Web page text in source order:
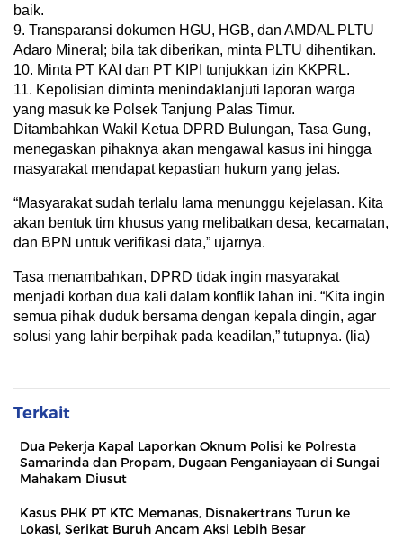
baik.
9. Transparansi dokumen HGU, HGB, dan AMDAL PLTU
Adaro Mineral; bila tak diberikan, minta PLTU dihentikan.
10. Minta PT KAI dan PT KIPI tunjukkan izin KKPRL.
11. Kepolisian diminta menindaklanjuti laporan warga
yang masuk ke Polsek Tanjung Palas Timur.
Ditambahkan Wakil Ketua DPRD Bulungan, Tasa Gung,
menegaskan pihaknya akan mengawal kasus ini hingga
masyarakat mendapat kepastian hukum yang jelas.
“Masyarakat sudah terlalu lama menunggu kejelasan. Kita
akan bentuk tim khusus yang melibatkan desa, kecamatan,
dan BPN untuk verifikasi data,” ujarnya.
Tasa menambahkan, DPRD tidak ingin masyarakat
menjadi korban dua kali dalam konflik lahan ini. “Kita ingin
semua pihak duduk bersama dengan kepala dingin, agar
solusi yang lahir berpihak pada keadilan,” tutupnya. (lia)
Terkait
Dua Pekerja Kapal Laporkan Oknum Polisi ke Polresta
Samarinda dan Propam, Dugaan Penganiayaan di Sungai
Mahakam Diusut
Kasus PHK PT KTC Memanas, Disnakertrans Turun ke
Lokasi, Serikat Buruh Ancam Aksi Lebih Besar